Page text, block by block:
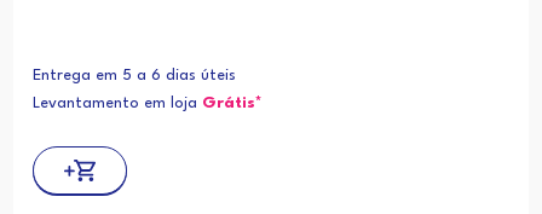
Entrega em 5 a 6 dias úteis
Levantamento em loja Grátis*